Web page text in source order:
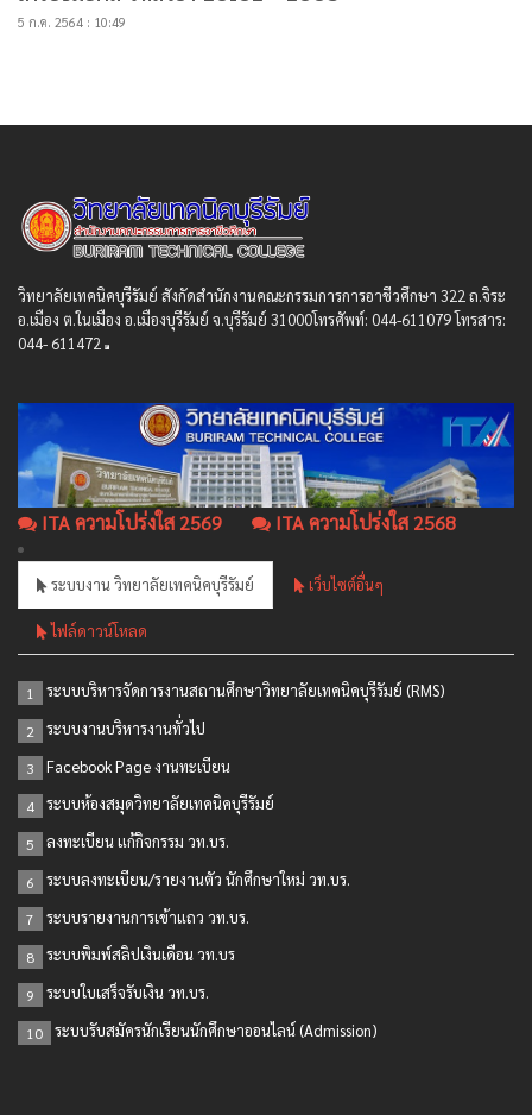
5 ก.ค. 2564 : 10:49
วิทยาลัยเทคนิคบุรีรัมย์ สังกัดสํานักงานคณะกรรมการการอาชีวศึกษา 322 ถ.จิระ
อ.เมือง ต.ในเมือง อ.เมืองบุรีรัมย์ จ.บุรีรัมย์ 31000โทรศัพท์: 044-611079 โทรสาร:
044- 611472
ITA ความโปร่งใส 2569 ITA ความโปร่งใส 2568
ระบบงาน วิทยาลัยเทคนิคบุรีรัมย์ เว็บไซต์อื่นๆ
ไฟล์ดาวน์โหลด
1 ระบบบริหารจัดการงานสถานศึกษาวิทยาลัยเทคนิคบุรีรัมย์ (RMS)
2 ระบบงานบริหารงานทั่วไป
3 Facebook Page งานทะเบียน
4 ระบบห้องสมุดวิทยาลัยเทคนิคบุรีรัมย์
5 ลงทะเบียน แก้กิจกรรม วท.บร.
6 ระบบลงทะเบียน/รายงานตัว นักศึกษาใหม่ วท.บร.
7 ระบบรายงานการเข้าแถว วท.บร.
8 ระบบพิมพ์สลิปเงินเดือน วท.บร
9 ระบบใบเสร็จรับเงิน วท.บร.
10 ระบบรับสมัครนักเรียนนักศึกษาออนไลน์ (Admission)